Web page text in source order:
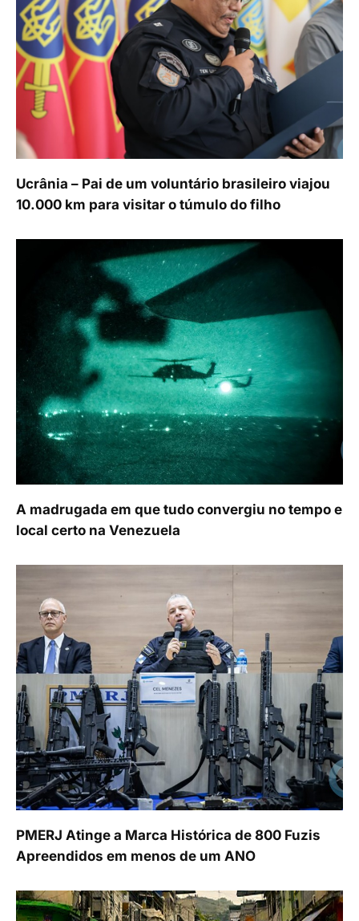
Ucrânia – Pai de um voluntário brasileiro viajou
10.000 km para visitar o túmulo do filho
A madrugada em que tudo convergiu no tempo e
local certo na Venezuela
PMERJ Atinge a Marca Histórica de 800 Fuzis
Apreendidos em menos de um ANO